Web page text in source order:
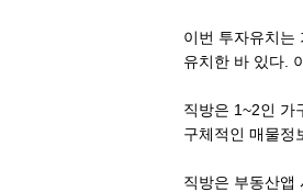
이번 투자유치는
유치한 바 있다.
직방은 1~2인 가
구체적인 매물정
직방은 부동산앱